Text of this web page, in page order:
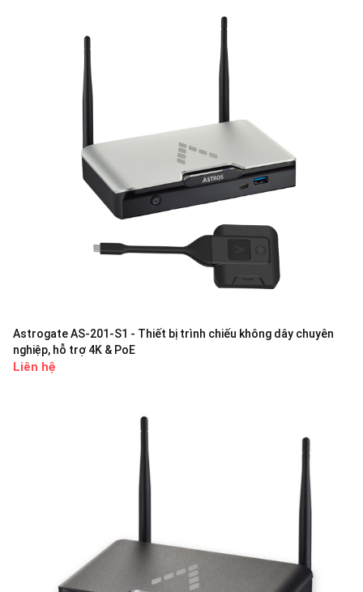
Astrogate AS-201-S1 - Thiết bị trình chiếu không dây chuyên
nghiệp, hỗ trợ 4K & PoE
Liên hệ